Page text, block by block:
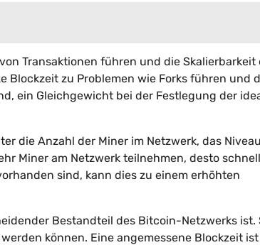
Transaktionen führen und die Skalierbarkeit
Blockzeit zu Problemen wie Forks führen und
ein Gleichgewicht bei der Festlegung der
die Anzahl der Miner im Netzwerk, das
Miner am Netzwerk teilnehmen, desto
sind, kann dies zu einem erhöhten
Bestandteil des Bitcoin-Netzwerks ist.
können. Eine angemessene Blockzeit ist